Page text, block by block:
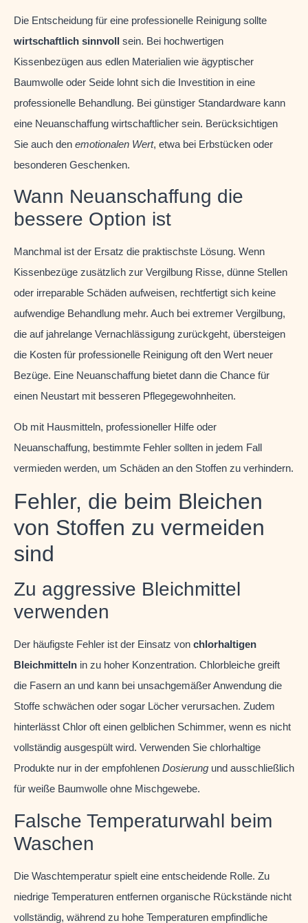
Die Entscheidung für eine professionelle Reinigung sollte
wirtschaftlich sinnvoll sein. Bei hochwertigen
Kissenbezügen aus edlen Materialien wie ägyptischer
Baumwolle oder Seide lohnt sich die Investition in eine
professionelle Behandlung. Bei günstiger Standardware kann
eine Neuanschaffung wirtschaftlicher sein. Berücksichtigen
Sie auch den emotionalen Wert, etwa bei Erbstücken oder
besonderen Geschenken.
Wann Neuanschaffung die
bessere Option ist
Manchmal ist der Ersatz die praktischste Lösung. Wenn
Kissenbezüge zusätzlich zur Vergilbung Risse, dünne Stellen
oder irreparable Schäden aufweisen, rechtfertigt sich keine
aufwendige Behandlung mehr. Auch bei extremer Vergilbung,
die auf jahrelange Vernachlässigung zurückgeht, übersteigen
die Kosten für professionelle Reinigung oft den Wert neuer
Bezüge. Eine Neuanschaffung bietet dann die Chance für
einen Neustart mit besseren Pflegegewohnheiten.
Ob mit Hausmitteln, professioneller Hilfe oder
Neuanschaffung, bestimmte Fehler sollten in jedem Fall
vermieden werden, um Schäden an den Stoffen zu verhindern.
Fehler, die beim Bleichen
von Stoffen zu vermeiden
sind
Zu aggressive Bleichmittel
verwenden
Der häufigste Fehler ist der Einsatz von chlorhaltigen
Bleichmitteln in zu hoher Konzentration. Chlorbleiche greift
die Fasern an und kann bei unsachgemäßer Anwendung die
Stoffe schwächen oder sogar Löcher verursachen. Zudem
hinterlässt Chlor oft einen gelblichen Schimmer, wenn es nicht
vollständig ausgespült wird. Verwenden Sie chlorhaltige
Produkte nur in der empfohlenen Dosierung und ausschließlich
für weiße Baumwolle ohne Mischgewebe.
Falsche Temperaturwahl beim
Waschen
Die Waschtemperatur spielt eine entscheidende Rolle. Zu
niedrige Temperaturen entfernen organische Rückstände nicht
vollständig, während zu hohe Temperaturen empfindliche